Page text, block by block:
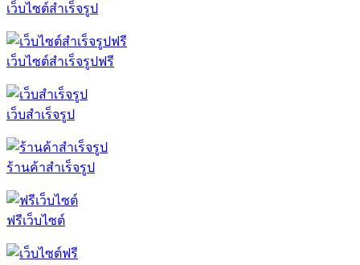
เว็บไซต์สำเร็จรูป
เว็บไซต์สำเร็จรูปฟรี
เว็บสำเร็จรูป
ร้านค้าสำเร็จรูป
ฟรีเว็บไซต์